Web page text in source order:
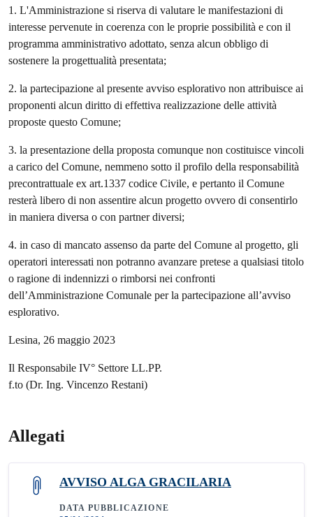
1. L'Amministrazione si riserva di valutare le manifestazioni di
interesse pervenute in coerenza con le proprie possibilità e con il
programma amministrativo adottato, senza alcun obbligo di
sostenere la progettualità presentata;
2. la partecipazione al presente avviso esplorativo non attribuisce ai
proponenti alcun diritto di effettiva realizzazione delle attività
proposte questo Comune;
3. la presentazione della proposta comunque non costituisce vincoli
a carico del Comune, nemmeno sotto il profilo della responsabilità
precontrattuale ex art.1337 codice Civile, e pertanto il Comune
resterà libero di non assentire alcun progetto ovvero di consentirlo
in maniera diversa o con partner diversi;
4. in caso di mancato assenso da parte del Comune al progetto, gli
operatori interessati non potranno avanzare pretese a qualsiasi titolo
o ragione di indennizzi o rimborsi nei confronti
dell’Amministrazione Comunale per la partecipazione all’avviso
esplorativo.
Lesina, 26 maggio 2023
Il Responsabile IV° Settore LL.PP.
f.to (Dr. Ing. Vincenzo Restani)
Allegati
AVVISO ALGA GRACILARIA
DATA PUBBLICAZIONE